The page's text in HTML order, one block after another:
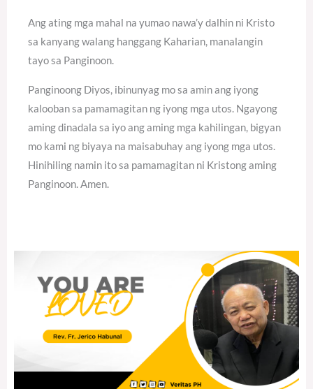
Ang ating mga mahal na yumao nawa’y dalhin ni Kristo
sa kanyang walang hanggang Kaharian, manalangin
tayo sa Panginoon.
Panginoong Diyos, ibinunyag mo sa amin ang iyong
kalooban sa pamamagitan ng iyong mga utos. Ngayong
aming dinadala sa iyo ang aming mga kahilingan, bigyan
mo kami ng biyaya na maisabuhay ang iyong mga utos.
Hinihiling namin ito sa pamamagitan ni Kristong aming
Panginoon. Amen.